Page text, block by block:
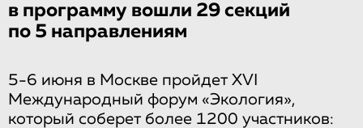
в программу вошли 29 секций
по 5 направлениям
5-6 июня в Москве пройдет XVI
Международный форум «Экология»,
который соберет более 1200 участников: